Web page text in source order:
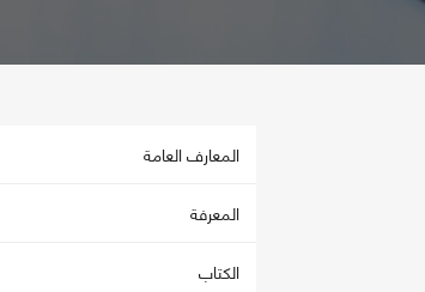
المعارف العامة
المعرفة
الكتاب